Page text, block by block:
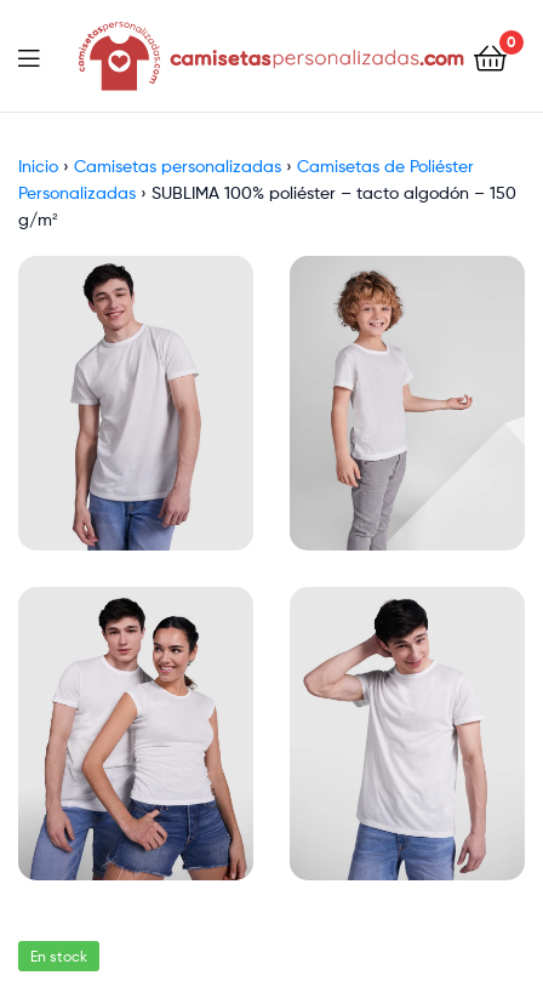
Camisetaspersonalizadas.com
0
Inicio › Camisetas personalizadas › Camisetas de Poliéster
Personalizadas › SUBLIMA 100% poliéster – tacto algodón – 150
g/m²
En stock